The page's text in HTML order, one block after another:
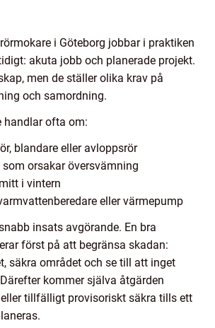
i Göteborg jobbar i praktiken
akuta jobb och planerade projekt.
men de ställer olika krav på
och samordning.
handlar ofta om:
blandare eller avloppsrör
orsakar översvämning
i vintern
eller värmepump
insats avgörande. En bra
först på att begränsa skadan:
säkra området och se till att inget
kommer själva åtgärden
eller tillfälligt provisoriskt säkra tills ett